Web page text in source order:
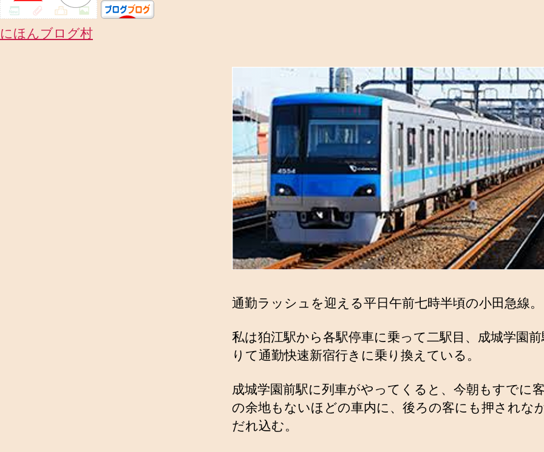
にほんブログ村
通勤ラッシュを迎える平日午前七時半頃の小田急線。
私は狛江駅から各駅停車に乗って二駅目、成城学園
りて通勤快速新宿行きに乗り換えている。
成城学園前駅に列車がやってくると、今朝もすでに
の余地もないほどの車内に、後ろの客にも押されな
だれ込む。